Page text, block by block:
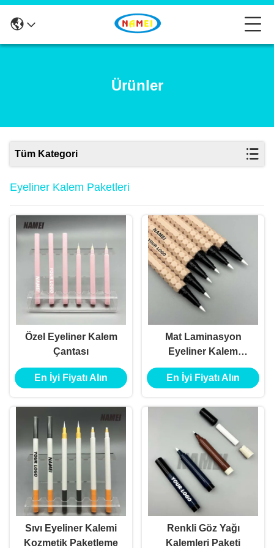
Ürünler
Tüm Kategori
Eyeliner Kalem Paketleri
Özel Eyeliner Kalem
Çantası
En İyi Fiyatı Alın
Mat Laminasyon
Eyeliner Kalem
Paketleri
En İyi Fiyatı Alın
Sıvı Eyeliner Kalemi
Kozmetik Paketleme
Renkli Göz Yağı
Kalemleri Paketi